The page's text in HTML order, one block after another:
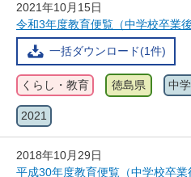
2021年10月15日
令和3年度教育便覧（中学校卒業後
一括ダウンロード(1件)
くらし・教育 徳島県 中
2021
2018年10月29日
平成30年度教育便覧（中学校卒業